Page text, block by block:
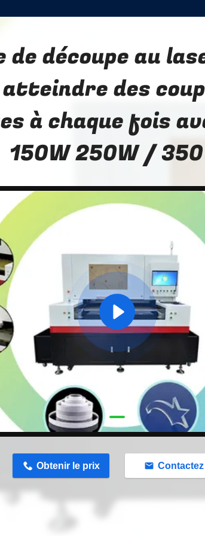
de découpe au
atteindre des
à chaque fois
150W 250W /
Obtenir le prix Contactez